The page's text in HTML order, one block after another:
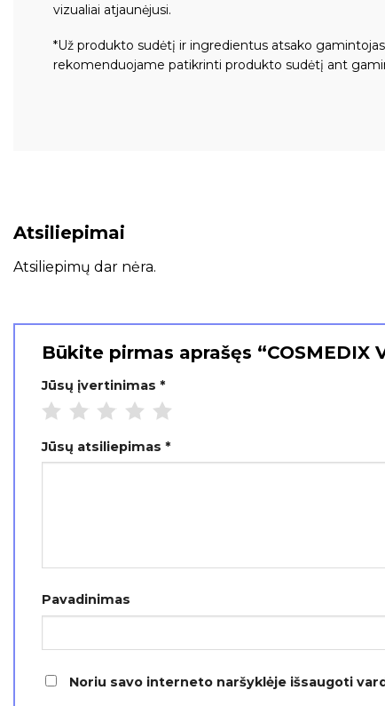
vizualiai atjaunėjusi.
*Už produkto sudėtį ir ingredientus atsako
rekomenduojame patikrinti produkto sudėtį ant
Atsiliepimai
Atsiliepimų dar nėra.
Būkite pirmas aprašęs “COSMEDIX
Jūsų įvertinimas *
Jūsų atsiliepimas *
Pavadinimas
Noriu savo interneto naršyklėje išsaugoti